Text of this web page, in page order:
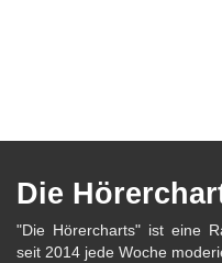
Die
"Die Hörercharts" ist eine
seit 2014 jede Woche